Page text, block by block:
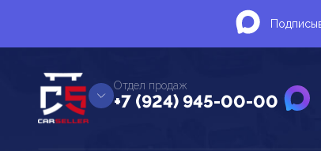
Отдел продаж
+7 (924) 945-00-00